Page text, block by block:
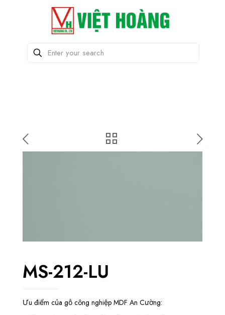
MS-212-LU
Ưu điểm của gỗ công nghiệp MDF An Cường: